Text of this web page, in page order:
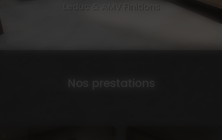
Nos prestations